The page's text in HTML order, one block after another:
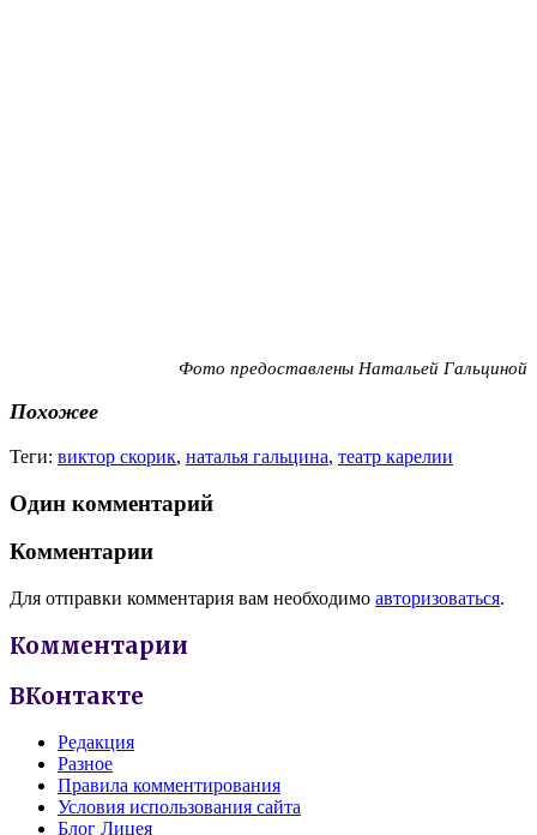
Фото предоставлены Натальей Гальциной
Похожее
Теги: виктор скорик, наталья гальцина, театр карелии
Один комментарий
Комментарии
Для отправки комментария вам необходимо авторизоваться.
Комментарии
ВКонтакте
Редакция
Разное
Правила комментирования
Условия использования сайта
Блог Лицея